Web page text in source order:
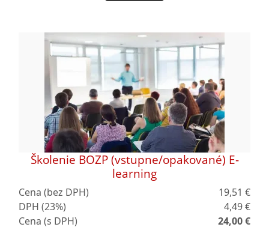
Školenie BOZP (vstupne/opakované) E-
learning
Cena (bez DPH)
19,51 €
DPH (23%)
4,49 €
Cena (s DPH)
24,00 €